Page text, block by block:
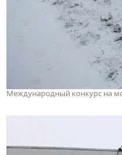
Международный конкурс на